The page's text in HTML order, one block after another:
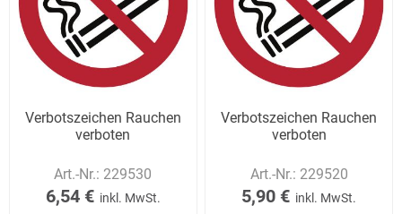
Verbotszeichen Rauchen
verboten
Art.-Nr.: 229530
6,54 € inkl. MwSt.
Verbotszeichen Rauchen
verboten
Art.-Nr.: 229520
5,90 € inkl. MwSt.